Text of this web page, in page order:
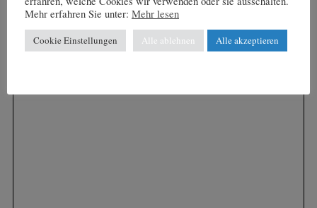
Mehr erfahren Sie unter: Mehr lesen
Cookie Einstellungen Alle ablehnen Alle akzeptieren